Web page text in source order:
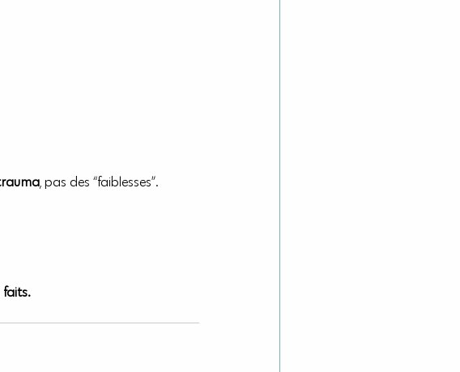
, pas des “faiblesses”.
faits.